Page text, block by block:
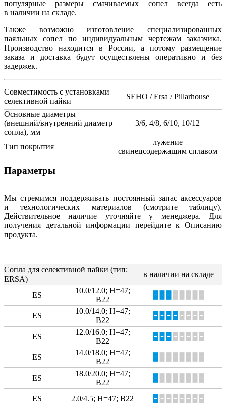
популярные размеры смачиваемых сопел всегда есть
в наличии на складе.
Также возможно изготовление специализированных
паяльных сопел по индивидуальным чертежам заказчика.
Производство находится в России, а потому размещение
заказа и доставка будут осуществлены оперативно и без
задержек.
Совместимость с установками
селективной пайки
SEHO / Ersa / Pillarhouse
Основные диаметры
(внешний/внутренний диаметр
сопла), мм
3/6, 4/8, 6/10, 10/12
Тип покрытия
лужение
свинецсодержащим сплавом
Параметры
Мы стремимся поддерживать постоянный запас аксессуаров
и технологических материалов (смотрите таблицу).
Действительное наличие уточняйте у менеджера. Для
получения детальной информации перейдите к Описанию
продукта.
Сопла для селективной пайки (тип:
ERSA)
в наличии на складе
ES
10.0/12.0; Н=47;
В22
🁢🁢🁢 🁢🁢🁢🁢🁢
ES
10.0/14.0; Н=47;
В22
🁢🁢🁢🁢 🁢🁢🁢🁢
ES
12.0/16.0; Н=47;
В22
🁢🁢🁢 🁢🁢🁢🁢🁢
ES
14.0/18.0; Н=47;
В22
🁢 🁢🁢🁢🁢🁢🁢🁢
ES
18.0/20.0; Н=47;
В22
🁢 🁢🁢🁢🁢🁢🁢🁢
ES 2.0/4.5; Н=47; В22 🁢 🁢🁢🁢🁢🁢🁢🁢